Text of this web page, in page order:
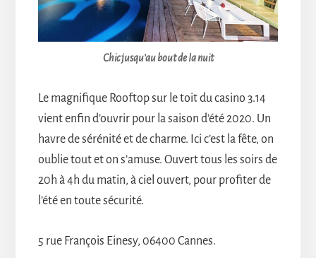
Chic jusqu’au bout de la nuit
Le magnifique Rooftop sur le toit du casino 3.14
vient enfin d’ouvrir pour la saison d’été 2020. Un
havre de sérénité et de charme. Ici c’est la fête, on
oublie tout et on s’amuse. Ouvert tous les soirs de
20h à 4h du matin, à ciel ouvert, pour profiter de
l’été en toute sécurité.
5 rue François Einesy, 06400 Cannes.